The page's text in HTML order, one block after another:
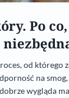
Po
od którego
na
wygląda